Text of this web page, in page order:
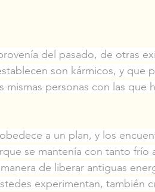
del pasado, de otras
son kármicos, y que
mismas personas con las que
a un plan, y los
se mantenía con tanto frío
de liberar antiguas
experimentan, también